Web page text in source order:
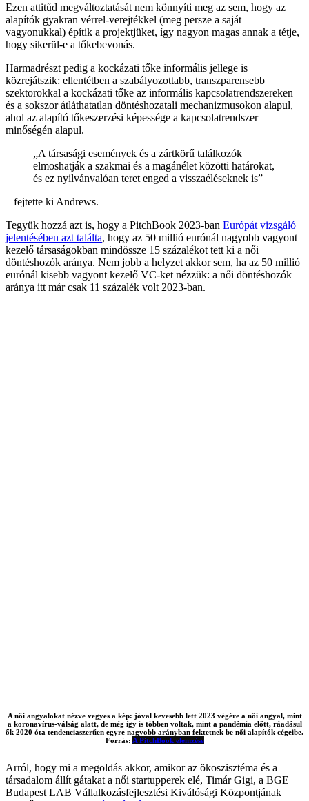
Ezen attitűd megváltoztatását nem könnyíti meg az sem, hogy az
alapítók gyakran vérrel-verejtékkel (meg persze a saját
vagyonukkal) építik a projektjüket, így nagyon magas annak a tétje,
hogy sikerül-e a tőkebevonás.
Harmadrészt pedig a kockázati tőke informális jellege is
közrejátszik: ellentétben a szabályozottabb, transzparensebb
szektorokkal a kockázati tőke az informális kapcsolatrendszereken
és a sokszor átláthatatlan döntéshozatali mechanizmusokon alapul,
ahol az alapító tőkeszerzési képessége a kapcsolatrendszer
minőségén alapul.
„A társasági események és a zártkörű találkozók
elmoshatják a szakmai és a magánélet közötti határokat,
és ez nyilvánvalóan teret enged a visszaéléseknek is”
– fejtette ki Andrews.
Tegyük hozzá azt is, hogy a PitchBook 2023-ban Európát vizsgáló
jelentésében azt találta, hogy az 50 millió eurónál nagyobb vagyont
kezelő társaságokban mindössze 15 százalékot tett ki a női
döntéshozók aránya. Nem jobb a helyzet akkor sem, ha az 50 millió
eurónál kisebb vagyont kezelő VC-ket nézzük: a női döntéshozók
aránya itt már csak 11 százalék volt 2023-ban.
A női angyalokat nézve vegyes a kép: jóval kevesebb lett 2023 végére a női angyal, mint
a koronavírus-válság alatt, de még így is többen voltak, mint a pandémia előtt, ráadásul
ők 2020 óta tendenciaszerűen egyre nagyobb arányban fektetnek be női alapítók cégeibe.
Forrás: A PitchBook elemzése
Arról, hogy mi a megoldás akkor, amikor az ökoszisztéma és a
társadalom állít gátakat a női startupperek elé, Timár Gigi, a BGE
Budapest LAB Vállalkozásfejlesztési Kiválósági Központjának